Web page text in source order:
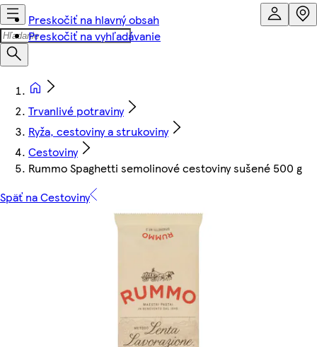
Preskočiť na hlavný obsah
Preskočiť na vyhľadávanie
Trvanlivé potraviny
Ryža, cestoviny a strukoviny
Cestoviny
Rummo Spaghetti semolinové cestoviny sušené 500 g
Späť na Cestoviny